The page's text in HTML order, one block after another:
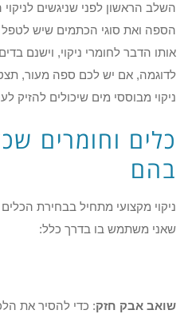
השלב הראשון לפני שניגשים
הספה ואת סוגי הכתמים שיש
אותו הדבר לחומרי ניקוי, וישנם
לדוגמה, אם יש לכם ספה מעור,
ניקוי מבוססי מים שיכולים להזיק
כלים וחומרים
בהם
ניקוי מקצועי מתחיל בבחירת
שאני משתמש בו בדרך כלל:
שואב אבק חזק: כדי להסיר את